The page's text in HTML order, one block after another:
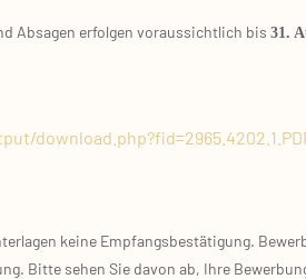
Absa­gen erfol­gen vor­aus­sicht­lich bis 31.
kei­ne Emp­fangs­be­stä­ti­gung.
Bit­te sehen Sie davon ab, Ihre